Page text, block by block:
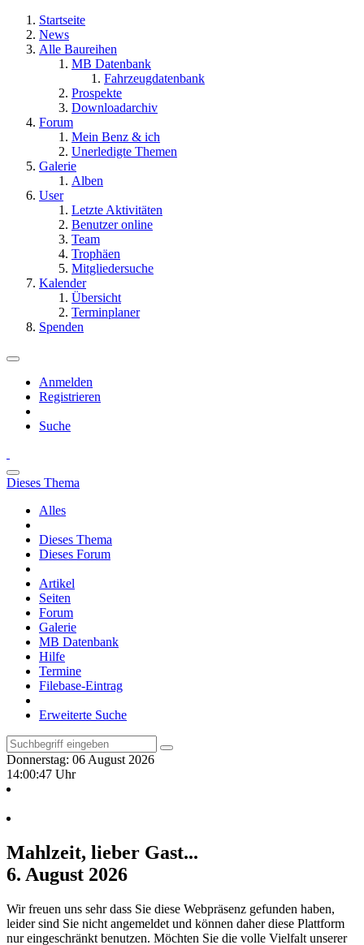
Startseite
News
Alle Baureihen
MB Datenbank
Fahrzeugdatenbank
Prospekte
Downloadarchiv
Forum
Mein Benz & ich
Unerledigte Themen
Galerie
Alben
User
Letzte Aktivitäten
Benutzer online
Team
Trophäen
Mitgliedersuche
Kalender
Übersicht
Terminplaner
Spenden
Anmelden
Registrieren
Suche
Dieses Thema
Alles
Dieses Thema
Dieses Forum
Artikel
Seiten
Forum
Galerie
MB Datenbank
Hilfe
Termine
Filebase-Eintrag
Erweiterte Suche
Donnerstag: 06 August 2026
14:00:48 Uhr
Mahlzeit, lieber Gast...
6. August 2026
Wir freuen uns sehr dass Sie diese Webpräsenz gefunden haben,
leider sind Sie nicht angemeldet und können daher diese Plattform
nur eingeschränkt benutzen. Möchten Sie die volle Vielfalt unserer